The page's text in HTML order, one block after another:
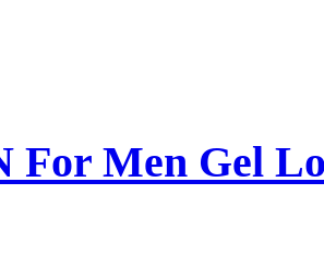
For Men Gel